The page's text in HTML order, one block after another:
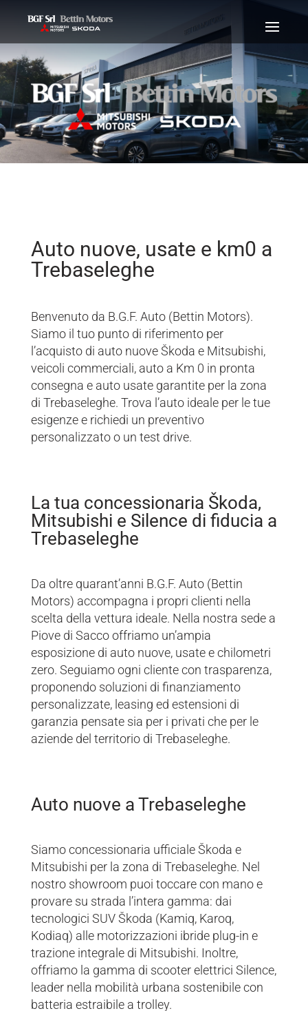
Auto nuove, usate e km0 a
Trebaseleghe
Benvenuto da B.G.F. Auto (Bettin Motors).
Siamo il tuo punto di riferimento per
l’acquisto di auto nuove Škoda e Mitsubishi,
veicoli commerciali, auto a Km 0 in pronta
consegna e auto usate garantite per la zona
di Trebaseleghe. Trova l’auto ideale per le tue
esigenze e richiedi un preventivo
personalizzato o un test drive.
La tua concessionaria Škoda,
Mitsubishi e Silence di fiducia a
Trebaseleghe
Da oltre quarant’anni B.G.F. Auto (Bettin
Motors) accompagna i propri clienti nella
scelta della vettura ideale. Nella nostra sede a
Piove di Sacco offriamo un’ampia
esposizione di auto nuove, usate e chilometri
zero. Seguiamo ogni cliente con trasparenza,
proponendo soluzioni di finanziamento
personalizzate, leasing ed estensioni di
garanzia pensate sia per i privati che per le
aziende del territorio di Trebaseleghe.
Auto nuove a Trebaseleghe
Siamo concessionaria ufficiale Škoda e
Mitsubishi per la zona di Trebaseleghe. Nel
nostro showroom puoi toccare con mano e
provare su strada l’intera gamma: dai
tecnologici SUV Škoda (Kamiq, Karoq,
Kodiaq) alle motorizzazioni ibride plug-in e
trazione integrale di Mitsubishi. Inoltre,
offriamo la gamma di scooter elettrici Silence,
leader nella mobilità urbana sostenibile con
batteria estraibile a trolley.